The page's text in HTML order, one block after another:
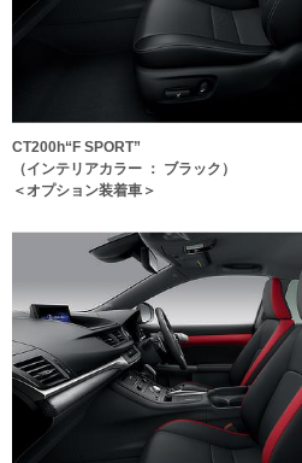
CT200h“F SPORT”
（インテリアカラー ： ブラック）
＜オプション装着車＞